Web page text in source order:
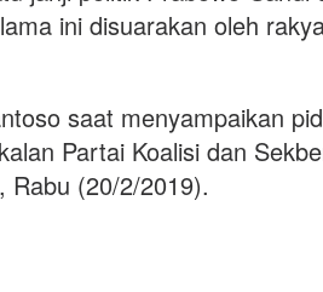
ini disuarakan oleh
saat menyampaikan
Partai Koalisi dan
Rabu (20/2/2019).